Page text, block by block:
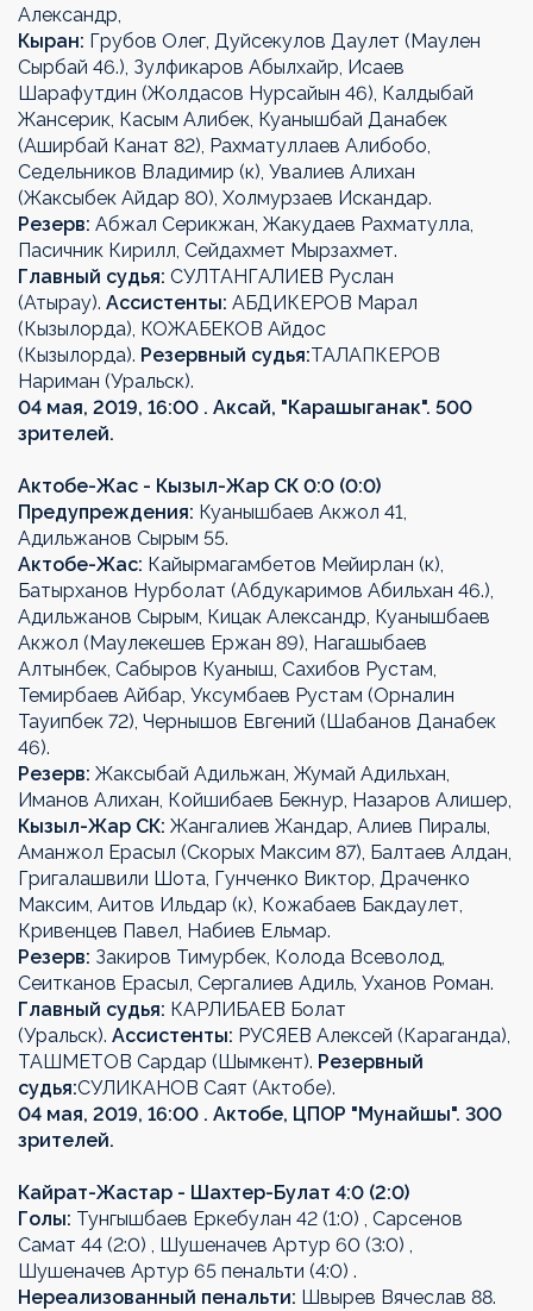
Александр,
Кыран: Грубов Олег, Дуйсекулов Даулет (Маулен
Сырбай 46.), Зулфикаров Абылхайр, Исаев
Шарафутдин (Жолдасов Нурсайын 46), Калдыбай
Жансерик, Касым Алибек, Куанышбай Данабек
(Аширбай Канат 82), Рахматуллаев Алибобо,
Седельников Владимир (к), Увалиев Алихан
(Жаксыбек Айдар 80), Холмурзаев Искандар.
Резерв: Абжал Серикжан, Жакудаев Рахматулла,
Пасичник Кирилл, Сейдахмет Мырзахмет.
Главный судья: СУЛТАНГАЛИЕВ Руслан
(Атырау). Ассистенты: АБДИКЕРОВ Марал
(Кызылорда), КОЖАБЕКОВ Айдос
(Кызылорда). Резервный судья:ТАЛАПКЕРОВ
Нариман (Уральск).
04 мая, 2019, 16:00 . Аксай, "Карашыганак". 500
зрителей.
Актобе-Жас - Кызыл-Жар СК 0:0 (0:0)
Предупреждения: Куанышбаев Акжол 41,
Адильжанов Сырым 55.
Актобе-Жас: Кайырмагамбетов Мейирлан (к),
Батырханов Нурболат (Абдукаримов Абильхан 46.),
Адильжанов Сырым, Кицак Александр, Куанышбаев
Акжол (Маулекешев Ержан 89), Нагашыбаев
Алтынбек, Сабыров Куаныш, Сахибов Рустам,
Темирбаев Айбар, Уксумбаев Рустам (Орналин
Тауипбек 72), Чернышов Евгений (Шабанов Данабек
46).
Резерв: Жаксыбай Адильжан, Жумай Адильхан,
Иманов Алихан, Койшибаев Бекнур, Назаров Алишер,
Кызыл-Жар СК: Жангалиев Жандар, Алиев Пиралы,
Аманжол Ерасыл (Скорых Максим 87), Балтаев Алдан,
Григалашвили Шота, Гунченко Виктор, Драченко
Максим, Аитов Ильдар (к), Кожабаев Бакдаулет,
Кривенцев Павел, Набиев Ельмар.
Резерв: Закиров Тимурбек, Колода Всеволод,
Сеитканов Ерасыл, Сергалиев Адиль, Уханов Роман.
Главный судья: КАРЛИБАЕВ Болат
(Уральск). Ассистенты: РУСЯЕВ Алексей (Караганда),
ТАШМЕТОВ Сардар (Шымкент). Резервный
судья:СУЛИКАНОВ Саят (Актобе).
04 мая, 2019, 16:00 . Актобе, ЦПОР "Мунайшы". 300
зрителей.
Кайрат-Жастар - Шахтер-Булат 4:0 (2:0)
Голы: Тунгышбаев Еркебулан 42 (1:0) , Сарсенов
Самат 44 (2:0) , Шушеначев Артур 60 (3:0) ,
Шушеначев Артур 65 пенальти (4:0) .
Нереализованный пенальти: Швырев Вячеслав 88.